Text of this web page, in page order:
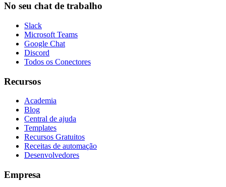
No seu chat de trabalho
Slack
Microsoft Teams
Google Chat
Discord
Todos os Conectores
Recursos
Academia
Blog
Central de ajuda
Templates
Recursos Gratuitos
Receitas de automação
Desenvolvedores
Empresa